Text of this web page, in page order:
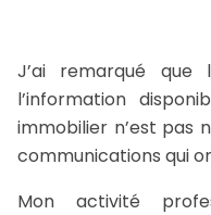
J’ai remarqué
l’information
immobilier n’est pas
communications qui
Mon activité